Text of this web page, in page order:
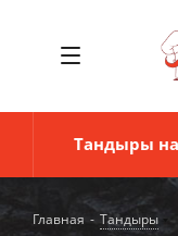
Тандыры
Главная - Тандыры